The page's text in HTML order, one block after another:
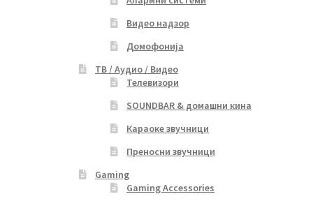
Видео надзор
Домофонија
ТВ / Аудио / Видео
Телевизори
SOUNDBAR & домашни кина
Караоке звучници
Преносни звучници
Gaming
Gaming Accessories